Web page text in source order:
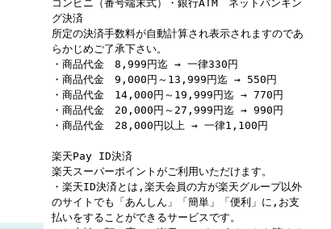
コンビニ（番号端末式）・銀行ATM ネットバンキン
グ決済
所定の決済手数料が自動計算され表示されますのであ
らかじめご了承下さい。
・商品代金 8,999円迄 → 一律330円
・商品代金 9,000円～13,999円迄 → 550円
・商品代金 14,000円～19,999円迄 → 770円
・商品代金 20,000円～27,999円迄 → 990円
・商品代金 28,000円以上 → 一律1,100円
楽天Pay ID決済
楽天スーパーポイントがご利用いただけます。
・楽天ID決済とは,楽天会員の方が楽天グループ以外
のサイトでも「あんしん」「簡単」「便利」に,お支
払いをすることができるサービスです。